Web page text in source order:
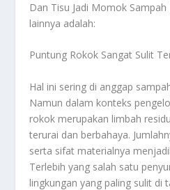
Dan Tisu Jadi Momok Sampah
lainnya adalah:
Puntung Rokok Sangat Sulit
Hal ini sering di anggap
Namun dalam konteks
rokok merupakan limbah
terurai dan berbahaya.
serta sifat materialnya
Terlebih yang salah satu
lingkungan yang paling sulit di